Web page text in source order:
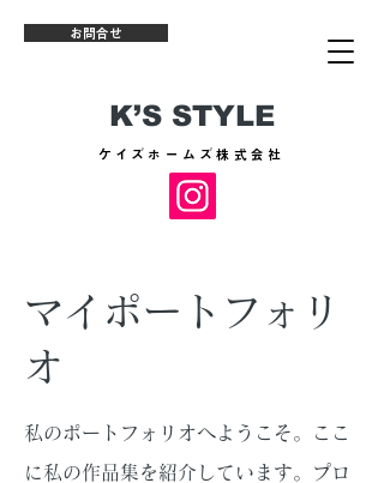
お問合せ
K’S STYLE
​ケイズホームズ株式会社
マイポートフォリ
オ
私のポートフォリオへようこそ。ここ
に私の作品集を紹介しています。プロ